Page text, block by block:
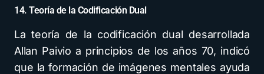
14. Teoría de la Codificación Dual
La teoría de la codificación dual desarrollada
Allan Paivio a principios de los años 70, indicó
que la formación de imágenes mentales ayuda